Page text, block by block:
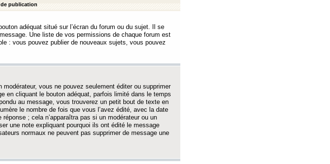
publication
adéquat situé sur l’écran du forum ou du sujet. Il se
Une liste de vos permissions de chaque forum est
: vous pouvez publier de nouveaux sujets, vous pouvez
vous ne pouvez seulement éditer ou supprimer
en cliquant le bouton adéquat, parfois limité dans le temps
au message, vous trouverez un petit bout de texte en
le nombre de fois que vous l’avez édité, avec la date
réponse ; cela n’apparaîtra pas si un modérateur ou un
une note expliquant pourquoi ils ont édité le message
normaux ne peuvent pas supprimer de message une